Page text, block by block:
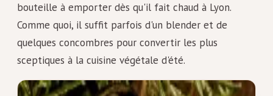
bouteille à emporter dès qu'il fait chaud à Lyon.
Comme quoi, il suffit parfois d'un blender et de
quelques concombres pour convertir les plus
sceptiques à la cuisine végétale d'été.